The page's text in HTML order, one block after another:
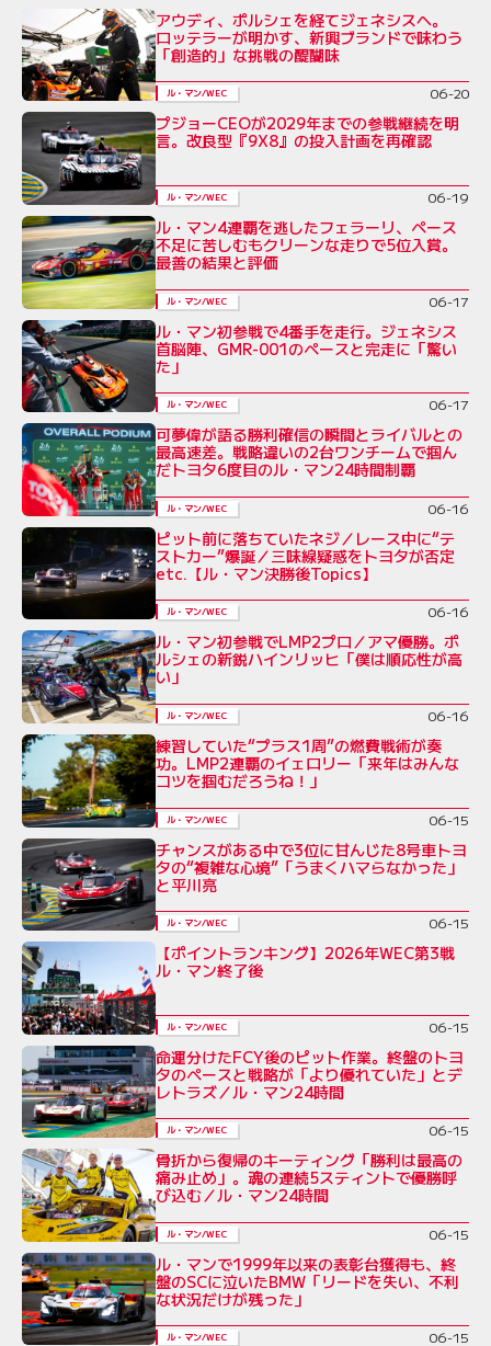
アウディ、ポルシェを経てジェネシスへ。
ロッテラーが明かす、新興ブランドで味わう
「創造的」な挑戦の醍醐味
ル・マン/WEC 06-20
プジョーCEOが2029年までの参戦継続を明
言。改良型『9X8』の投入計画を再確認
ル・マン/WEC 06-19
ル・マン4連覇を逃したフェラーリ、ペース
不足に苦しむもクリーンな走りで5位入賞。
最善の結果と評価
ル・マン/WEC 06-17
ル・マン初参戦で4番手を走行。ジェネシス
首脳陣、GMR-001のペースと完走に「驚い
た」
ル・マン/WEC 06-17
可夢偉が語る勝利確信の瞬間とライバルとの
最高速差。戦略違いの2台ワンチームで掴ん
だトヨタ6度目のル・マン24時間制覇
ル・マン/WEC 06-16
ピット前に落ちていたネジ／レース中に“テ
ストカー”爆誕／三味線疑惑をトヨタが否定
etc.【ル・マン決勝後Topics】
ル・マン/WEC 06-16
ル・マン初参戦でLMP2プロ／アマ優勝。ポ
ルシェの新鋭ハインリッヒ「僕は順応性が高
い」
ル・マン/WEC 06-16
練習していた“プラス1周”の燃費戦術が奏
功。LMP2連覇のイェロリー「来年はみんな
コツを掴むだろうね！」
ル・マン/WEC 06-15
チャンスがある中で3位に甘んじた8号車トヨ
タの“複雑な心境”「うまくハマらなかった」
と平川亮
ル・マン/WEC 06-15
【ポイントランキング】2026年WEC第3戦
ル・マン終了後
ル・マン/WEC 06-15
命運分けたFCY後のピット作業。終盤のトヨ
タのペースと戦略が「より優れていた」とデ
レトラズ／ル・マン24時間
ル・マン/WEC 06-15
骨折から復帰のキーティング「勝利は最高の
痛み止め」。魂の連続5スティントで優勝呼
び込む／ル・マン24時間
ル・マン/WEC 06-15
ル・マンで1999年以来の表彰台獲得も、終
盤のSCに泣いたBMW「リードを失い、不利
な状況だけが残った」
ル・マン/WEC 06-15